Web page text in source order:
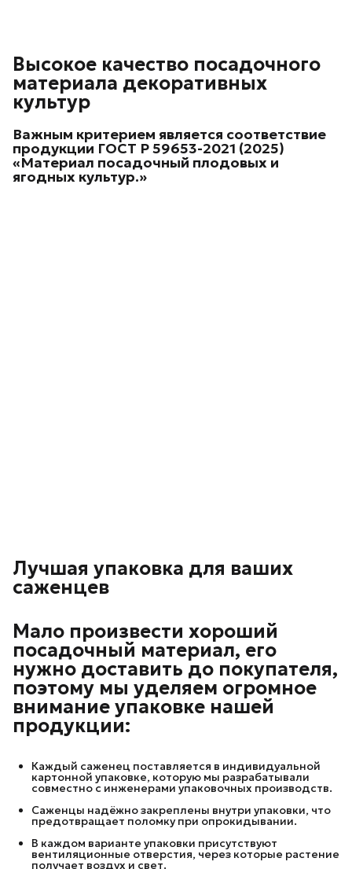
Высокое качество посадочного
материала декоративных
культур
Важным критерием является соответствие
продукции ГОСТ Р 59653-2021 (2025)
«Материал посадочный плодовых и
ягодных культур.»
Лучшая упаковка для ваших
саженцев
Мало произвести хороший
посадочный материал, его
нужно доставить до покупателя,
поэтому мы уделяем огромное
внимание упаковке нашей
продукции:
Каждый саженец поставляется в индивидуальной
картонной упаковке, которую мы разрабатывали
совместно с инженерами упаковочных производств.
Саженцы надёжно закреплены внутри упаковки, что
предотвращает поломку при опрокидывании.
В каждом варианте упаковки присутствуют
вентиляционные отверстия, через которые растение
получает воздух и свет.